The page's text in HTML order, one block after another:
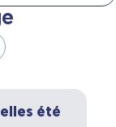
été